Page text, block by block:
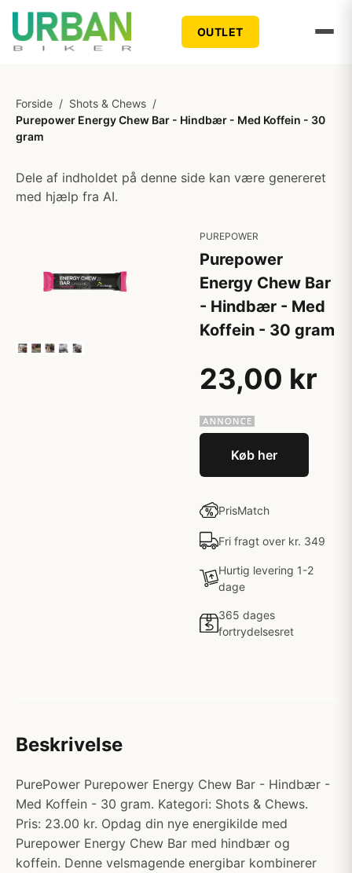
OUTLET
Forside / Shots & Chews /
Purepower Energy Chew Bar - Hindbær - Med Koffein - 30
gram
Dele af indholdet på denne side kan være genereret
med hjælp fra AI.
PUREPOWER
Purepower
Energy Chew Bar
- Hindbær - Med
Koffein - 30 gram
23,00 kr
Køb her
PrisMatch
Fri fragt over kr. 349
Hurtig levering 1-2
dage
365 dages
fortrydelsesret
Beskrivelse
PurePower Purepower Energy Chew Bar - Hindbær -
Med Koffein - 30 gram. Kategori: Shots & Chews.
Pris: 23.00 kr. Opdag din nye energikilde med
Purepower Energy Chew Bar med hindbær og
koffein. Denne velsmagende energibar kombinerer